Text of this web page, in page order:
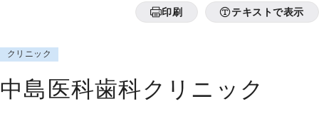
印刷 テキストで表示
クリニック
中島医科歯科クリニック